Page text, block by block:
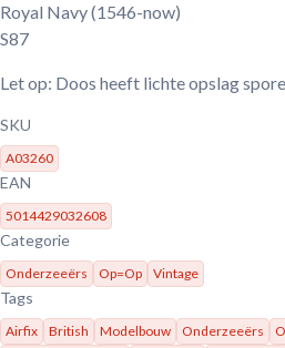
Royal Navy(1546-now)
S87
Let op: Doos heeft lichte opslag
SKU
A03260
EAN
5014429032608
Categorie
Onderzeeërs Op=Op Vintage
Tags
Airfix British Modelbouw Onderzeeërs